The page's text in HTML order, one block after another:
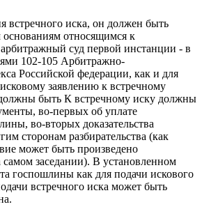
встречного иска, он должен быть
относящимся к
суд первой инстанции - в
102-105 Арбитражно-
Российской федерации, как и для
заявлению к встречному
быть К встречному иску должны
во-первых об уплате
во-вторых доказательства
сторонам разбирательства (как
может быть произведено
самом заседании). В установленном
госпошлины как для подачи искового
встречного иска может быть